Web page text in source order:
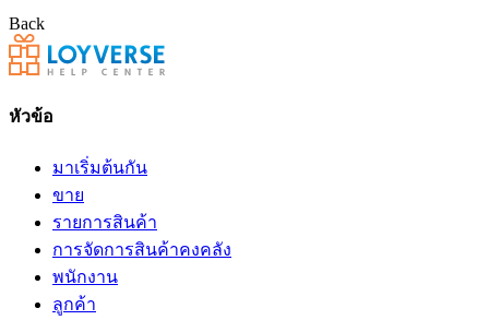
Back
หัวข้อ
มาเริ่มต้นกัน
ขาย
รายการสินค้า
การจัดการสินค้าคงคลัง
พนักงาน
ลูกค้า